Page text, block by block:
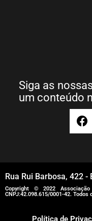
Siga as
um conteúdo
Rua Rui Barbosa, 422
Copyright © 2022
CNPJ:42.098.615/0001-42.
Política de